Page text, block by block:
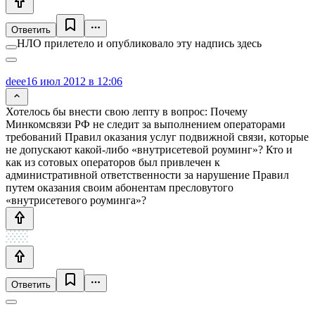
Ответить
НЛО прилетело и опубликовало эту надпись здесь
deee16 июл 2012 в 12:06
Хотелось бы внести свою лепту в вопрос: Почему
Минкомсвязи РФ не следит за выполнением операторами
требований Правил оказания услуг подвижной связи, которые
не допускают какой-либо «внутрисетевой роуминг»? Кто и
как из сотовых операторов был привлечен к
административной ответственности за нарушение Правил
путем оказания своим абонентам пресловутого
«внутрисетевого роуминга»?
Ответить